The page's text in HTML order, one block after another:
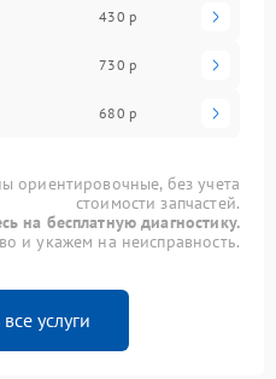
430 р
730 р
680 р
ориентировочные, без учета
стоимости запчастей.
на бесплатную диагностику.
и укажем на неисправность.
услуги